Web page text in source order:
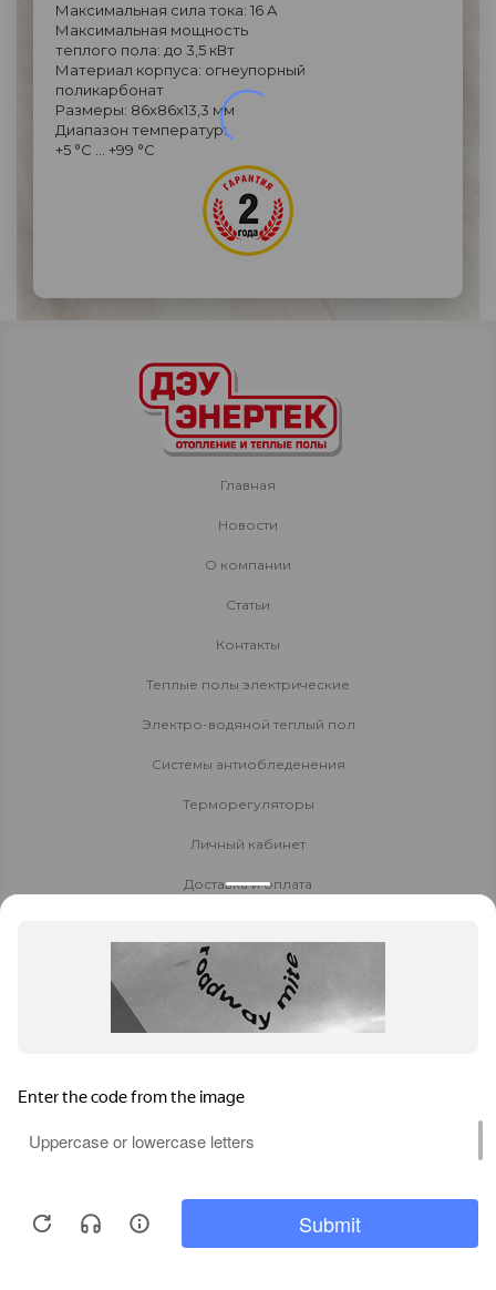
Максимальная сила тока: 16 A
Максимальная мощность
теплого пола: до 3,5 кВт
Материал корпуса: огнеупорный
поликарбонат
Размеры: 86х86х13,3 мм
Диапазон температур:
+5 °C … +99 °C
Главная
Новости
О компании
Статьи
Контакты
Теплые полы электрические
Электро-водяной теплый пол
Системы антиобледенения
Терморегуляторы
Личный кабинет
Доставка и оплата
Политика конфиденциальности
Контакты
8 800 700-80-40
Заказать звонок
zakaz-na-pol@yandex.ru